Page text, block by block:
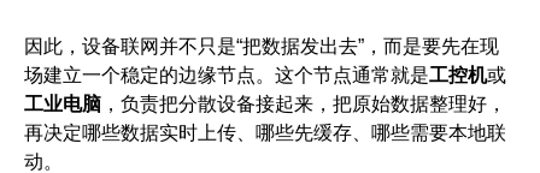
因此，设备联网并不只是“把数据发出去”，而是要先在现
场建立一个稳定的边缘节点。这个节点通常就是工控机或
工业电脑 ，负责把分散设备接起来，把原始数据整理好，
再决定哪些数据实时上传、哪些先缓存、哪些需要本地联
动。